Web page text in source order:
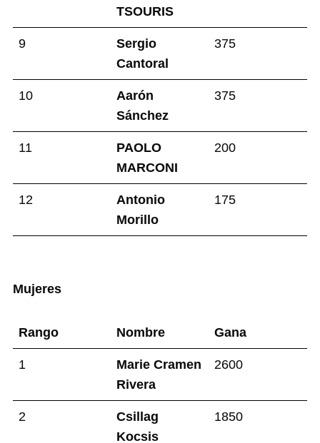
TSOURIS
9
Sergio
Cantoral
375
10
Aarón
Sánchez
375
11
PAOLO
MARCONI
200
12
Antonio
Morillo
175
Mujeres
Rango Nombre Gana
1
Marie Cramen
Rivera
2600
2
Csillag
Kocsis
1850